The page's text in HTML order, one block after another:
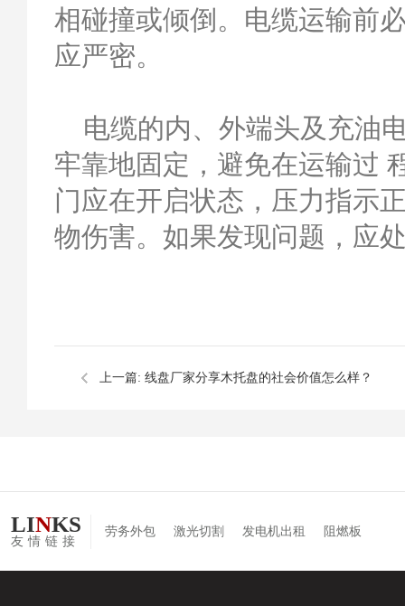
相碰撞或倾倒。电缆运输前
应严密。
电缆的内、外端头及充油
牢靠地固定，避免在运输过
门应在开启状态，压力指示
物伤害。如果发现问题，应
上一篇: 线盘厂家分享木托盘的社会价值怎么样？
LINKS
友情链接
劳务外包 激光切割 发电机出租 阻燃板